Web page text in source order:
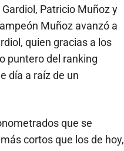
Patricio Muñoz y
Muñoz avanzó a
quien gracias a los
puntero del ranking
día a raíz de un
que se
cortos que los de hoy,